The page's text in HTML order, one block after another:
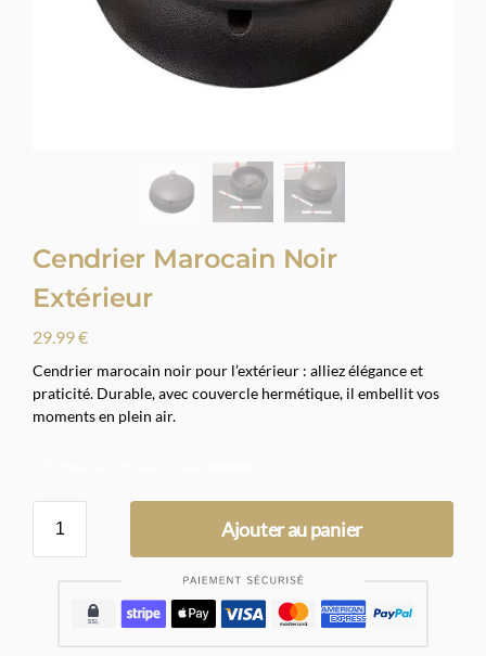
Cendrier Marocain Noir
Extérieur
29.99€
Cendrier marocain noir pour l’extérieur : alliez élégance et
praticité. Durable, avec couvercle hermétique, il embellit vos
moments en plein air.
Ajouter au panier